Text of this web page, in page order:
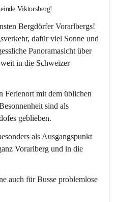
Viktorsberg!
Bergdörfer Vorarlbergs!
dafür viel Sonne und
Panoramasicht über
in die Schweizer
Ferienort mit dem üblichen
sind als
geblieben.
als Ausgangspunkt
Vorarlberg und in die
auch für Busse problemlose